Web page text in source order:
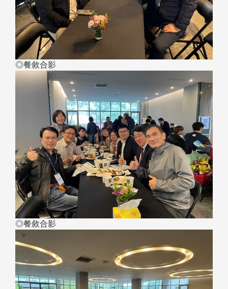
◎餐敘合影
◎餐敘合影